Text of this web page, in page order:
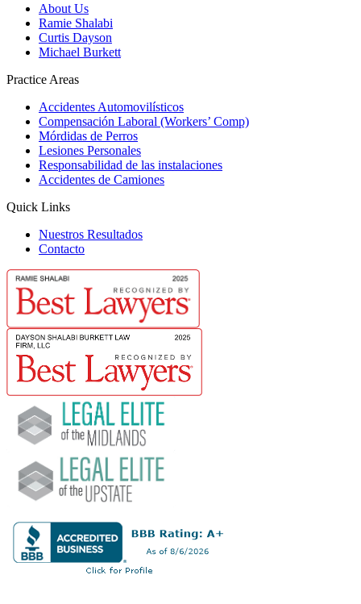
About Us
Ramie Shalabi
Curtis Dayson
Michael Burkett
Practice Areas
Accidentes Automovilísticos
Compensación Laboral (Workers’ Comp)
Mórdidas de Perros
Lesiones Personales
Responsabilidad de las instalaciones
Accidentes de Camiones
Quick Links
Nuestros Resultados
Contacto